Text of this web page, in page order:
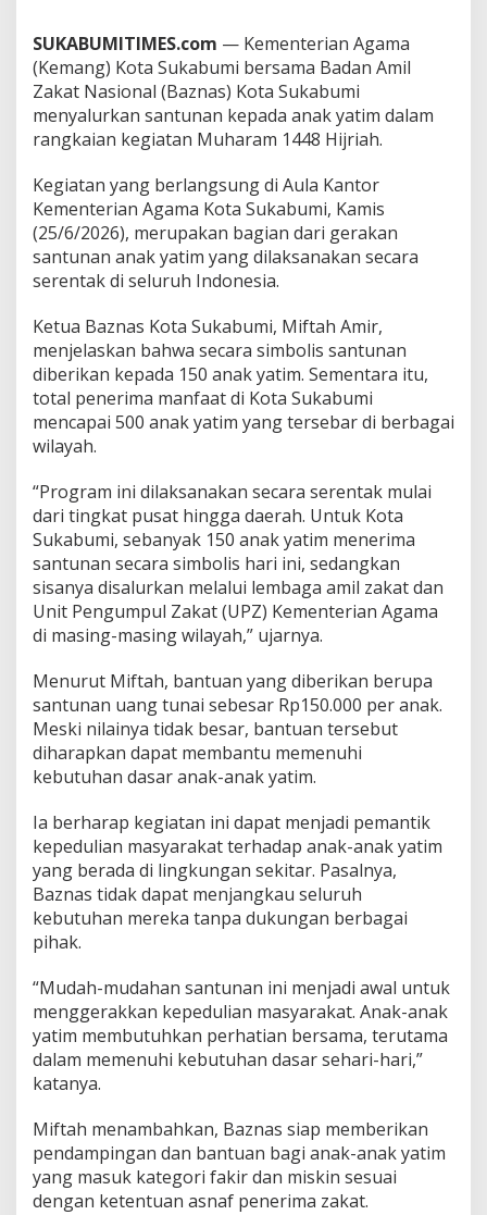
m
i
T
e
r
i
a
S
a
t
a
n
M
u
h
a
m
d
a
r
i
K
e
m
n
a
g
d
a
n
a
z
n
a
s
SUKABUMITIMES.com — Kementerian Agama
(Kemang) Kota Sukabumi bersama Badan Amil
Zakat Nasional (Baznas) Kota Sukabumi
menyalurkan santunan kepada anak yatim dalam
rangkaian kegiatan Muharam 1448 Hijriah.
Kegiatan yang berlangsung di Aula Kantor
Kementerian Agama Kota Sukabumi, Kamis
(25/6/2026), merupakan bagian dari gerakan
santunan anak yatim yang dilaksanakan secara
serentak di seluruh Indonesia.
Ketua Baznas Kota Sukabumi, Miftah Amir,
menjelaskan bahwa secara simbolis santunan
diberikan kepada 150 anak yatim. Sementara itu,
total penerima manfaat di Kota Sukabumi
mencapai 500 anak yatim yang tersebar di berbagai
wilayah.
“Program ini dilaksanakan secara serentak mulai
dari tingkat pusat hingga daerah. Untuk Kota
Sukabumi, sebanyak 150 anak yatim menerima
santunan secara simbolis hari ini, sedangkan
sisanya disalurkan melalui lembaga amil zakat dan
Unit Pengumpul Zakat (UPZ) Kementerian Agama
di masing-masing wilayah,” ujarnya.
Menurut Miftah, bantuan yang diberikan berupa
santunan uang tunai sebesar Rp150.000 per anak.
Meski nilainya tidak besar, bantuan tersebut
diharapkan dapat membantu memenuhi
kebutuhan dasar anak-anak yatim.
Ia berharap kegiatan ini dapat menjadi pemantik
kepedulian masyarakat terhadap anak-anak yatim
yang berada di lingkungan sekitar. Pasalnya,
Baznas tidak dapat menjangkau seluruh
kebutuhan mereka tanpa dukungan berbagai
pihak.
“Mudah-mudahan santunan ini menjadi awal untuk
menggerakkan kepedulian masyarakat. Anak-anak
yatim membutuhkan perhatian bersama, terutama
dalam memenuhi kebutuhan dasar sehari-hari,”
katanya.
Miftah menambahkan, Baznas siap memberikan
pendampingan dan bantuan bagi anak-anak yatim
yang masuk kategori fakir dan miskin sesuai
dengan ketentuan asnaf penerima zakat.